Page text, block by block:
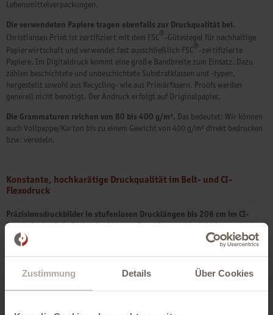
Zustimmung Details Über Cookies
Lebensmittelverpackungen.
Die verwendeten Papiere tragen ebenfalls zur Druckqualität bei.
Christiansen Print ist zertifiziert mit dem FSC®-Gütesiegel für nachhaltige
Papierwirtschaft und verwendet fast ausschließlich FSC®-zertifizierte
Papiere. Im Digitaldruck kommt eine große Bandbreite zum Einsatz. Dazu
zählen beschichtete und unbeschichtete Substratklassen und -typen,
hergestellt sowohl aus Recycling- wie aus Primärfasern. Proofs werden
generell nicht benötigt. Der Andruck erfolgt auf Originalpapier.
Die Grammaturen reichen von 80 bis 400 g/m². Das bedeutet: Wir können
auch Vollpappe/Karton bis zu einem Gewicht von 400 g/m² direkt bedrucken
bzw. veredeln.
Konstante, hochkarätige Druckqualität im Belt- und CI-
Flexodruck
Präzisionsdruckbilder in stufenlosen Drucklängen bis 206 cm im CI-
Druck, in der Belt-Technologie sogar Drucklängen bis 4.550 mm.
bei überdimensionalen Formaten brilliert der Flexodruck in hochkarätiger
Druckqualität und konstanten Farben. Damit ist er eine echte Alternative zum
g/m²) benötigt. Wie im Digitaldruck setzen wir auch im Flexodruck eine